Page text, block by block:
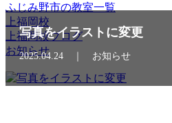
ふじみ野市の教室一覧
上福岡校
上福岡校ブログ
お知らせ
写真をイラストに変更
2025.04.24 ｜ お知らせ